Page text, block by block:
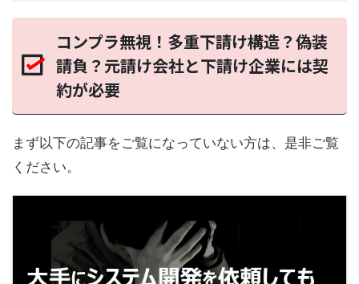
コンプラ無視！多重下請け構造？偽装
請負？元請け会社と下請け企業には契
約が必要
まず以下の記事をご覧になっていない方は、是非ご覧
ください。